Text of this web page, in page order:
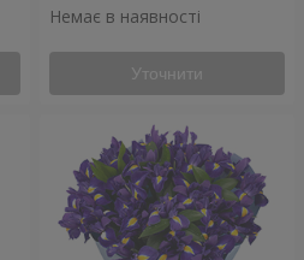
Немає в наявності
Уточнити